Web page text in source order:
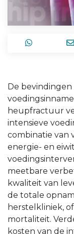
De
heupfractuur
intensieve
combinatie van
energie- en
meetbare
kwaliteit van
de totale
herstelkliniek,
mortaliteit.
kosten van de